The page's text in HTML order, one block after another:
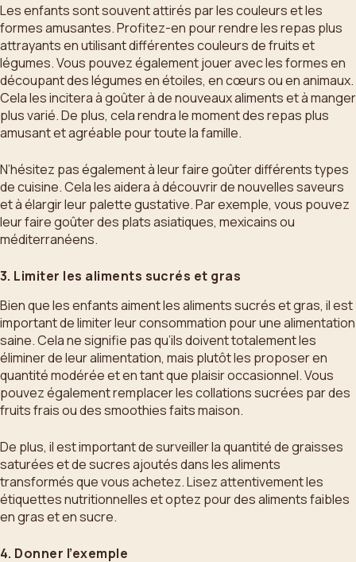
Les enfants sont souvent attirés par les couleurs et les
formes amusantes. Profitez-en pour rendre les repas plus
attrayants en utilisant différentes couleurs de fruits et
légumes. Vous pouvez également jouer avec les formes en
découpant des légumes en étoiles, en cœurs ou en animaux.
Cela les incitera à goûter à de nouveaux aliments et à manger
plus varié. De plus, cela rendra le moment des repas plus
amusant et agréable pour toute la famille.
N’hésitez pas également à leur faire goûter différents types
de cuisine. Cela les aidera à découvrir de nouvelles saveurs
et à élargir leur palette gustative. Par exemple, vous pouvez
leur faire goûter des plats asiatiques, mexicains ou
méditerranéens.
3. Limiter les aliments sucrés et gras
Bien que les enfants aiment les aliments sucrés et gras, il est
important de limiter leur consommation pour une alimentation
saine. Cela ne signifie pas qu’ils doivent totalement les
éliminer de leur alimentation, mais plutôt les proposer en
quantité modérée et en tant que plaisir occasionnel. Vous
pouvez également remplacer les collations sucrées par des
fruits frais ou des smoothies faits maison.
De plus, il est important de surveiller la quantité de graisses
saturées et de sucres ajoutés dans les aliments
transformés que vous achetez. Lisez attentivement les
étiquettes nutritionnelles et optez pour des aliments faibles
en gras et en sucre.
4. Donner l’exemple